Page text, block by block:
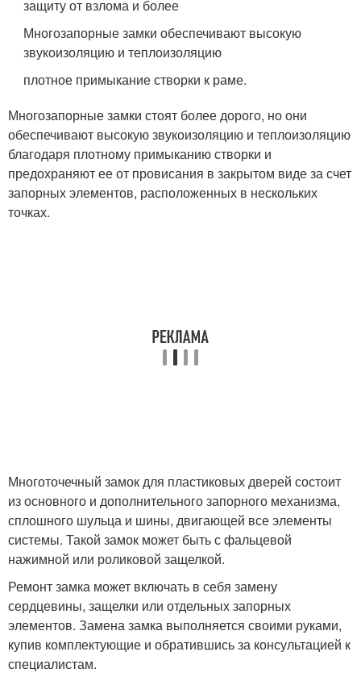
защиту от взлома и более
Многозапорные замки обеспечивают высокую
звукоизоляцию и теплоизоляцию
плотное примыкание створки к раме.
Многозапорные замки стоят более дорого, но они
обеспечивают высокую звукоизоляцию и теплоизоляцию
благодаря плотному примыканию створки и
предохраняют ее от провисания в закрытом виде за счет
запорных элементов, расположенных в нескольких
точках.
Многоточечный замок для пластиковых дверей состоит
из основного и дополнительного запорного механизма,
сплошного шульца и шины, двигающей все элементы
системы. Такой замок может быть с фальцевой
нажимной или роликовой защелкой.
Ремонт замка может включать в себя замену
сердцевины, защелки или отдельных запорных
элементов. Замена замка выполняется своими руками,
купив комплектующие и обратившись за консультацией к
специалистам.